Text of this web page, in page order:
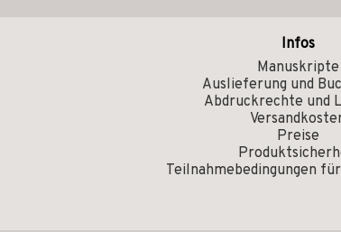
Infos
Manuskripte
Auslieferung und
Abdruckrechte und
Preise
Teilnahmebedingungen